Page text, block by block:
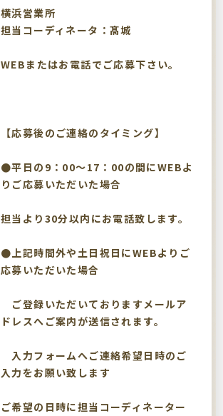
横浜営業所
担当コーディネータ：髙城
WEBまたはお電話でご応募下さい。
【応募後のご連絡のタイミング】
●平日の9：00～17：00の間にWEBよ
りご応募いただいた場合
担当より30分以内にお電話致します。
●上記時間外や土日祝日にWEBよりご
応募いただいた場合
ご登録いただいておりますメールア
ドレスへご案内が送信されます。
入力フォームへご連絡希望日時のご
入力をお願い致します
ご希望の日時に担当コーディネーター